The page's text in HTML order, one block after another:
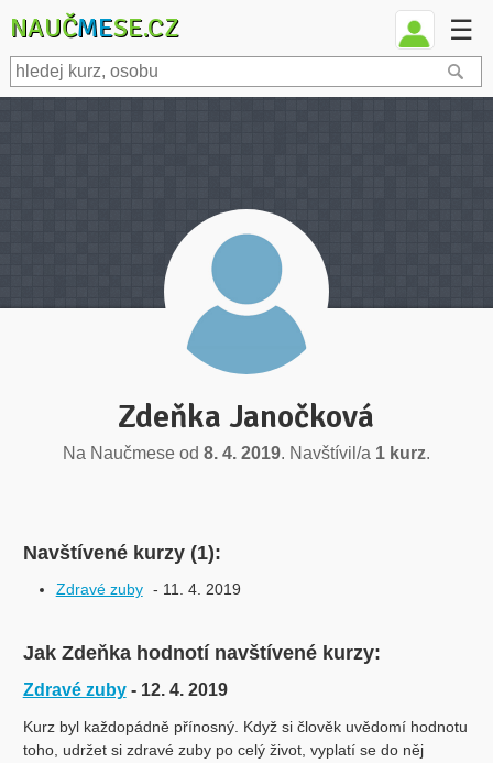
NAUČMESE.CZ ☰
Zdeňka Janočková
Na Naučmese od 8. 4. 2019. Navštívil/a 1 kurz.
Navštívené kurzy (1):
Zdravé zuby - 11. 4. 2019
Jak Zdeňka hodnotí navštívené kurzy:
Zdravé zuby - 12. 4. 2019
Kurz byl každopádně přínosný. Když si člověk uvědomí hodnotu
toho, udržet si zdravé zuby po celý život, vyplatí se do něj